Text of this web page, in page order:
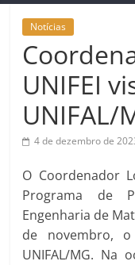
Notícias
UNIFEI
UNIFAL/
4 de dezembro de
O Coordenador
Programa de
Engenharia de
de novembro,
UNIFAL/MG. Na